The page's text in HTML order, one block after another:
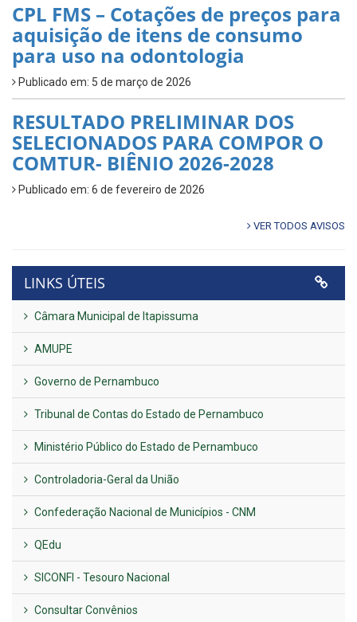
CPL FMS – Cotações de preços para
aquisição de itens de consumo
para uso na odontologia
Publicado em: 5 de março de 2026
RESULTADO PRELIMINAR DOS
SELECIONADOS PARA COMPOR O
COMTUR- BIÊNIO 2026-2028
Publicado em: 6 de fevereiro de 2026
VER TODOS AVISOS
LINKS ÚTEIS
Câmara Municipal de Itapissuma
AMUPE
Governo de Pernambuco
Tribunal de Contas do Estado de Pernambuco
Ministério Público do Estado de Pernambuco
Controladoria-Geral da União
Confederação Nacional de Municípios - CNM
QEdu
SICONFI - Tesouro Nacional
Consultar Convênios